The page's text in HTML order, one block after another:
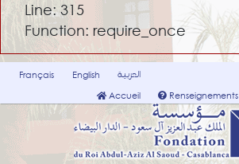
Line: 315
Function: require_once
Français English
العربية
Accueil
Renseignements